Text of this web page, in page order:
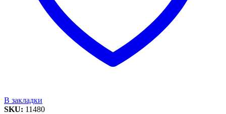
В закладки
SKU: 11480